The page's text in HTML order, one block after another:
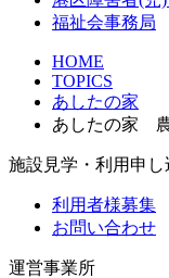
福祉会事務局
HOME
TOPICS
あしたの家
あしたの家
施設見学・利用申し
利用者様募集
お問い合わせ
運営事業所